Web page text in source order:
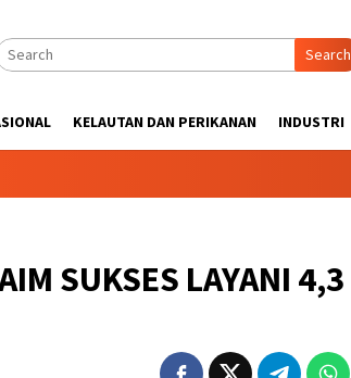
Search
KELAUTAN DAN PERIKANAN INDUSTRI
SUKSES LAYANI 4,3